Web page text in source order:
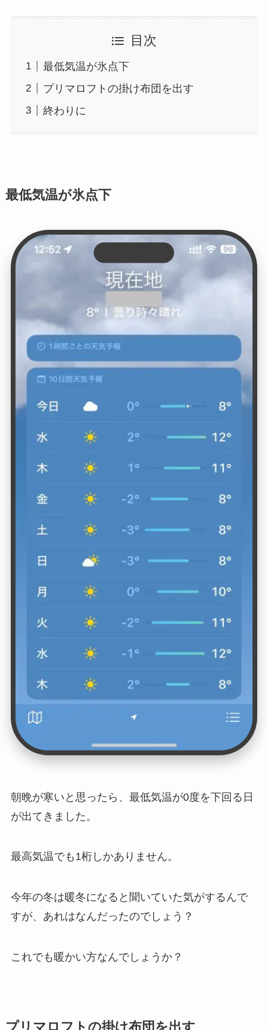
目次
最低気温が氷点下
プリマロフトの掛け布団を出す
終わりに
最低気温が氷点下
朝晩が寒いと思ったら、最低気温が0度を下回る日
が出てきました。
最高気温でも1桁しかありません。
今年の冬は暖冬になると聞いていた気がするんで
すが、あれはなんだったのでしょう？
これでも暖かい方なんでしょうか？
プリマロフトの掛け布団を出す